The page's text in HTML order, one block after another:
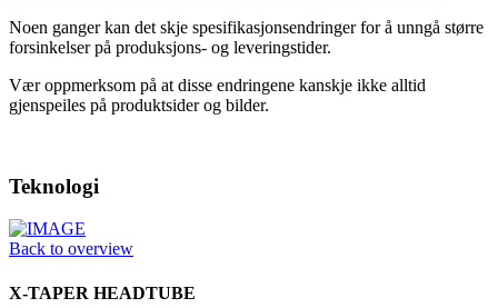
Noen ganger kan det skje spesifikasjonsendringer for å unngå større
forsinkelser på produksjons- og leveringstider.
Vær oppmerksom på at disse endringene kanskje ikke alltid
gjenspeiles på produktsider og bilder.
Teknologi
Back to overview
X-TAPER HEADTUBE